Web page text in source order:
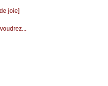
јоiе]